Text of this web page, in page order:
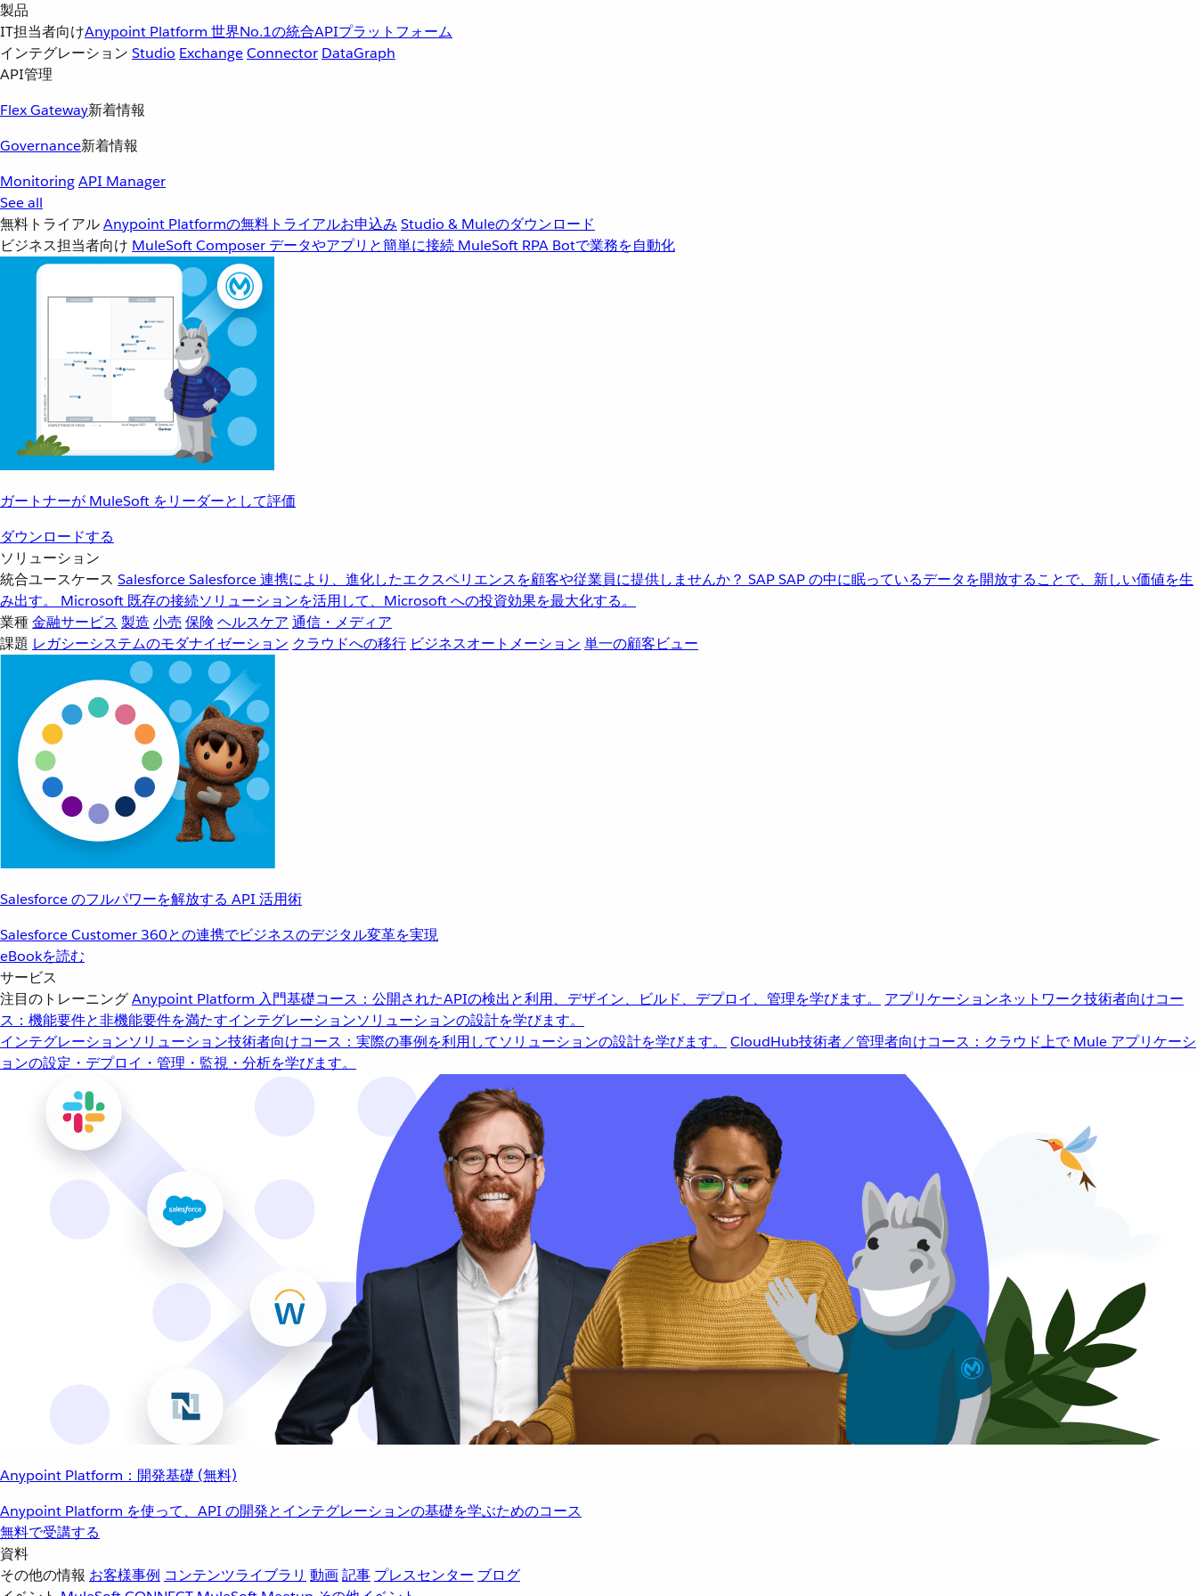
製品
IT担当者向けAnypoint Platform 世界No.1の統合APIプラットフォーム
インテグレーション Studio ExchangeConnector DataGraph
API管理
Flex Gateway新着情報
Governance新着情報
MonitoringAPI Manager
See all
無料トライアルAnypoint Platformの無料トライアルお申込み Studio & Muleのダウンロード
ビジネス担当者向け MuleSoft Composer データやアプリと簡単に接続 MuleSoft RPA Botで業務を自動化
ガートナーが MuleSoft をリーダーとして評価
ダウンロードする
ソリューション
統合ユースケース SalesforceSalesforce 連携により、進化したエクスペリエンスを顧客や従業員に提供しませんか？ SAPSAP の中に眠っているデータを開放することで、新しい価値を生
み出す。
Microsoft 既存の接続ソリューションを活用して、Microsoft への投資効果を最大化する。
業種金融サービス 製造 小売 保険 ヘルスケア 通信・メディア
課題 レガシーシステムのモダナイゼーション クラウドへの移行 ビジネスオートメーション 単一の顧客ビュー
Salesforce のフルパワーを解放する API 活用術
Salesforce Customer 360との連携でビジネスのデジタル変革を実現
eBookを読む
サービス
注目のトレーニングAnypoint Platform 入門基礎コース：公開されたAPIの検出と利用、デザイン、ビルド、デプロイ、管理を学びます。 アプリケーションネットワーク技術者向けコー
ス：機能要件と非機能要件を満たすインテグレーションソリューションの設計を学びます。
インテグレーションソリューション技術者向けコース：実際の事例を利用してソリューションの設計を学びます。 CloudHub技術者／管理者向けコース：クラウド上で Mule アプリケーシ
ョンの設定・デプロイ・管理・監視・分析を学びます。
Anypoint Platform：開発基礎 (無料)
Anypoint Platform を使って、API の開発とインテグレーションの基礎を学ぶためのコース
無料で受講する
資料
その他の情報 お客様事例 コンテンツライブラリ 動画記事 プレスセンター ブログ